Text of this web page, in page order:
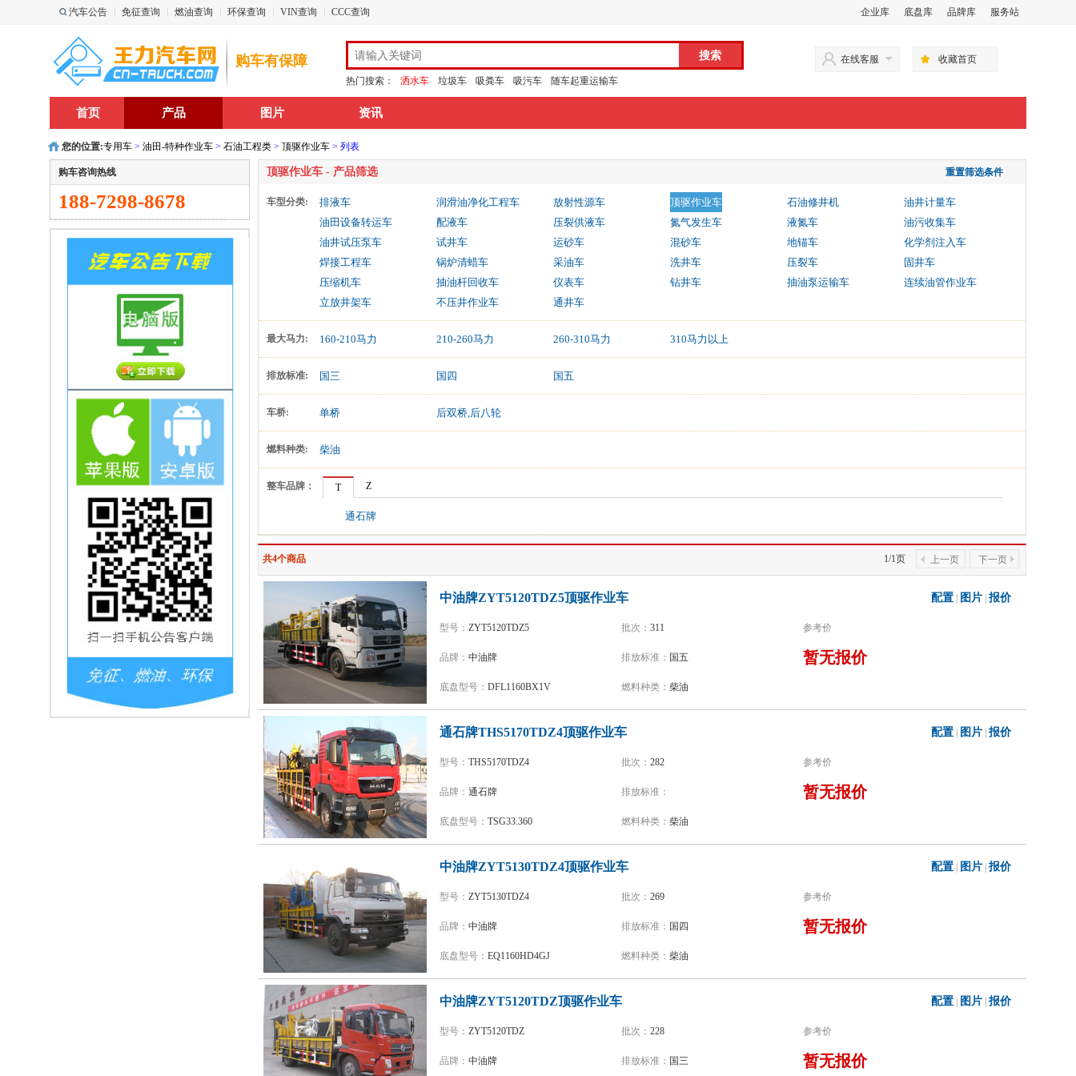
汽车公告 免征查询 燃油查询 环保查询 VIN查询 CCC查询 企业库 底盘库 品牌库 服务站
购车有保障
热门搜索： 洒水车 垃圾车 吸粪车 吸污车 随车起重运输车
在线客服 收藏首页
首页 产品 图片 资讯
您的位置:专用车> 油田-特种作业车> 石油工程类> 顶驱作业车> 列表
顶驱作业车 - 产品筛选 重置筛选条件
车型分类: 排液车 润滑油净化工程车 放射性源车 顶驱作业车 石油修井机
油井计量车
油田设备转运车
配液车 压裂供液车 氮气发生车 液氮车
油污收集车
油井试压泵车
试井车 运砂车 混砂车 地锚车
化学剂注入车
焊接工程车
锅炉清蜡车 采油车 洗井车 压裂车
固井车
压缩机车
抽油杆回收车 仪表车 钻井车 抽油泵运输车
连续油管作业车
立放井架车
不压井作业车 通井车
最大马力: 160-210马力 210-260马力 260-310马力 310马力以上
排放标准: 国三 国四 国五
车桥: 单桥 后双桥,后八轮
燃料种类: 柴油
整车品牌： T Z
通石牌
共4个商品 1/1页 上一页 下一页
中油牌ZYT5120TDZ5顶驱作业车 配置 图片 报价
型号： ZYT5120TDZ5 批次： 311 参考价
品牌： 中油牌 排放标准： 国五 暂无报价
底盘型号： DFL1160BX1V 燃料种类： 柴油
通石牌THS5170TDZ4顶驱作业车 配置 图片 报价
型号： THS5170TDZ4 批次： 282 参考价
品牌： 通石牌 排放标准： 暂无报价
底盘型号： TSG33.360 燃料种类： 柴油
中油牌ZYT5130TDZ4顶驱作业车 配置 图片 报价
型号： ZYT5130TDZ4 批次： 269 参考价
品牌： 中油牌 排放标准： 国四 暂无报价
底盘型号： EQ1160HD4GJ 燃料种类： 柴油
中油牌ZYT5120TDZ顶驱作业车 配置 图片 报价
型号： ZYT5120TDZ 批次： 228 参考价
品牌： 中油牌 排放标准： 国三 暂无报价
购车咨询热线
188-7298-8678